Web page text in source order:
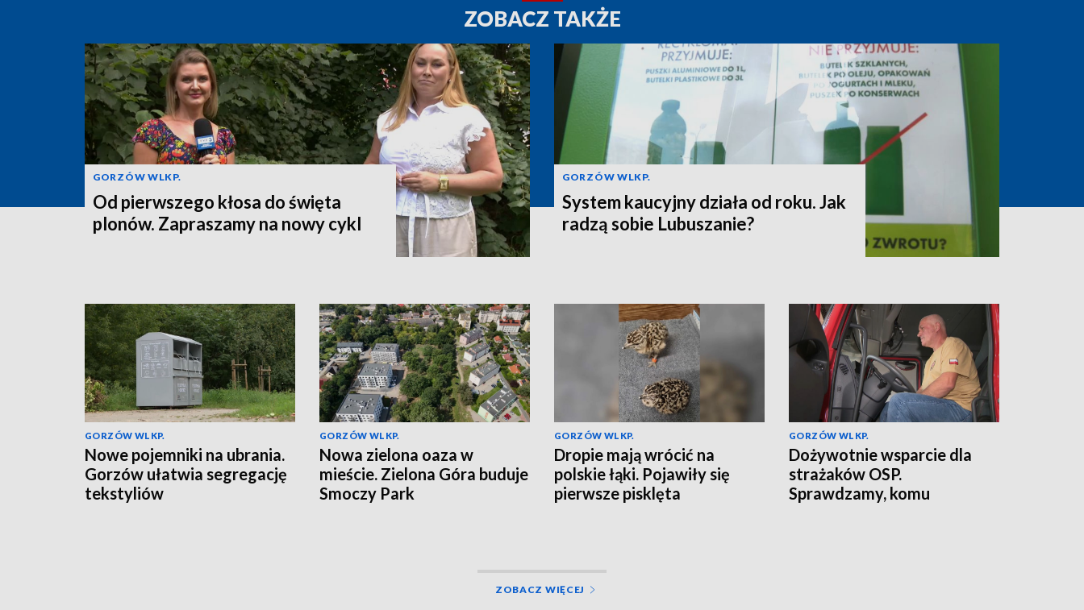
ZOBACZ TAKŻE
GORZÓW WLKP.
Od pierwszego kłosa do święta
plonów. Zapraszamy na nowy cykl
GORZÓW WLKP.
System kaucyjny działa od roku. Jak
radzą sobie Lubuszanie?
GORZÓW WLKP.
Nowe pojemniki na ubrania.
Gorzów ułatwia segregację
tekstyliów
GORZÓW WLKP.
Nowa zielona oaza w
mieście. Zielona Góra buduje
Smoczy Park
GORZÓW WLKP.
Dropie mają wrócić na
polskie łąki. Pojawiły się
pierwsze pisklęta
GORZÓW WLKP.
Dożywotnie wsparcie dla
strażaków OSP.
Sprawdzamy, komu
ZOBACZ WIĘCEJ